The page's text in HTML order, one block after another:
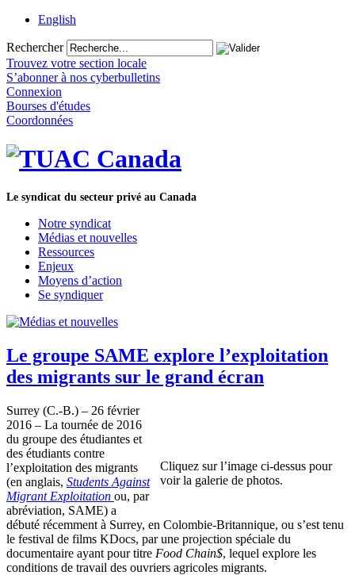
English
Rechercher
Trouvez votre section locale
S’abonner à nos cyberbulletins
Connexion
Bourses d'études
Coordonnées
Le syndicat du secteur privé au Canada
Notre syndicat
Médias et nouvelles
Ressources
Enjeux
Moyens d’action
Se syndiquer
Le groupe SAME explore l’exploitation
des migrants sur le grand écran
Cliquez sur l’image ci-dessus pour
voir la galerie de photos.
Surrey (C.-B.) – 26 février
2016 – La tournée de 2016
du groupe des étudiantes et
des étudiants contre
l’exploitation des migrants
(en anglais, Students Against
Migrant Exploitation ou, par
abréviation, SAME) a
débuté récemment à Surrey, en Colombie-Britannique, ou s’est tenu
le festival de films KDocs, par une projection spéciale du
documentaire ayant pour titre Food Chain$, lequel explore les
conditions de travail des ouvriers agricoles migrants.